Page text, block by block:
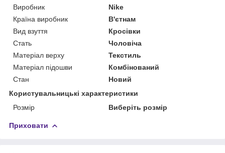
Виробник
Nike
Країна виробник
В'єтнам
Вид взуття
Кросівки
Стать
Чоловіча
Матеріал верху
Текстиль
Матеріал підошви
Комбінований
Стан
Новий
Користувальницькі характеристики
Розмір
Виберіть розмір
Приховати